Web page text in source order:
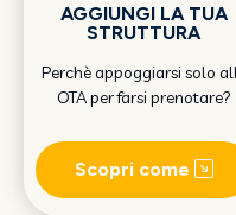
AGGIUNGI LA TUA
STRUTTURA
Perchè appoggiarsi solo
OTA per farsi prenotare?
Scopri come